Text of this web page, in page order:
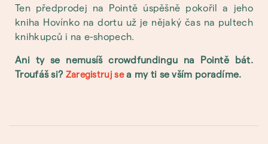
Ten předprodej na Pointě úspěšně pokořil a jeho
kniha Hovínko na dortu už je nějaký čas na pultech
knihkupců i na e-shopech.
Ani ty se nemusíš crowdfundingu na Pointě bát.
Troufáš si? Zaregistruj sea my ti se vším poradíme.